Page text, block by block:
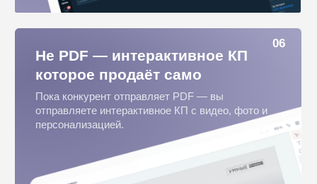
Интеграция с АМО, Битрикс24
Менеджер создаёт КП в привычном
интерфейсе CRM